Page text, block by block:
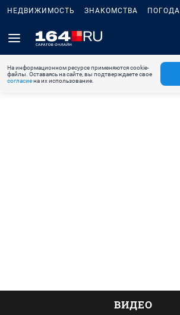
НЕДВИЖИМОСТЬ ЗНАКОМСТВА ПОГОДА
На информационном ресурсе применяются cookie-
файлы. Оставаясь на сайте, вы подтверждаете свое
согласиена их использование.
ВИДЕО